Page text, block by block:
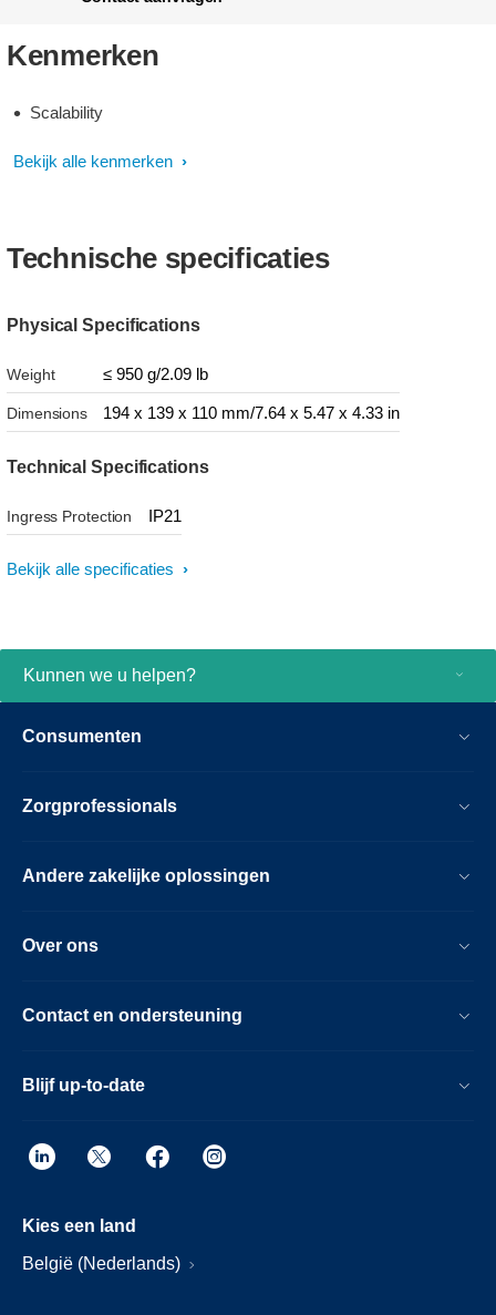
Kenmerken
Scalability
Bekijk alle kenmerken
Technische specificaties
Physical Specifications
Weight ≤ 950 g/2.09 lb
Dimensions 194 x 139 x 110 mm/7.64 x 5.47 x 4.33 in
Technical Specifications
Ingress Protection IP21
Bekijk alle specificaties
Kunnen we u helpen?
Consumenten
Zorgprofessionals
Andere zakelijke oplossingen
Over ons
Contact en ondersteuning
Blijf up-to-date
Kies een land
België (Nederlands)